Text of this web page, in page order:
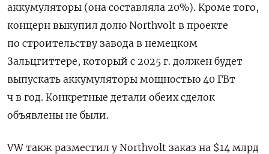
аккумуляторы (она составляла 20%). Кроме того,
концерн выкупил долю Northvolt в проекте
по строительству завода в немецком
Зальцгиттере, который с 2025 г. должен будет
выпускать аккумуляторы мощностью 40 ГВт
ч в год. Конкретные детали обеих сделок
объявлены не были.
VWтакж разместил у Northvolt заказ на $14 млрд